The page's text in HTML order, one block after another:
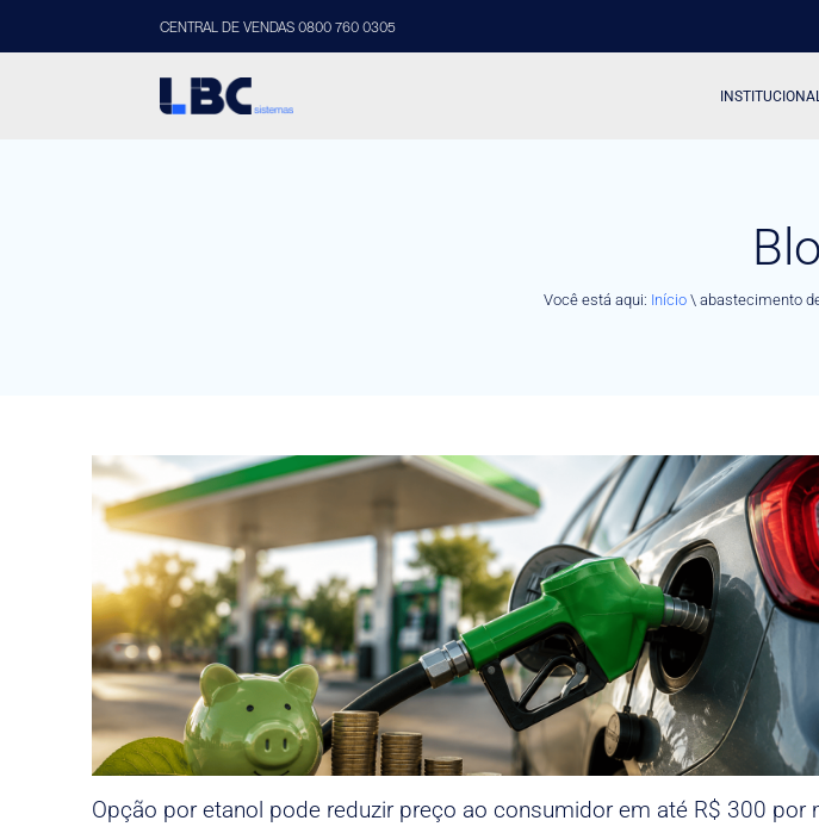
CENTRAL DE VENDAS 0800 760 0305
INSTITUCIONAL
Você está aqui: Início \ abastecimento
Opção por etanol pode reduzir preço ao consumidor em até R$ 300 por